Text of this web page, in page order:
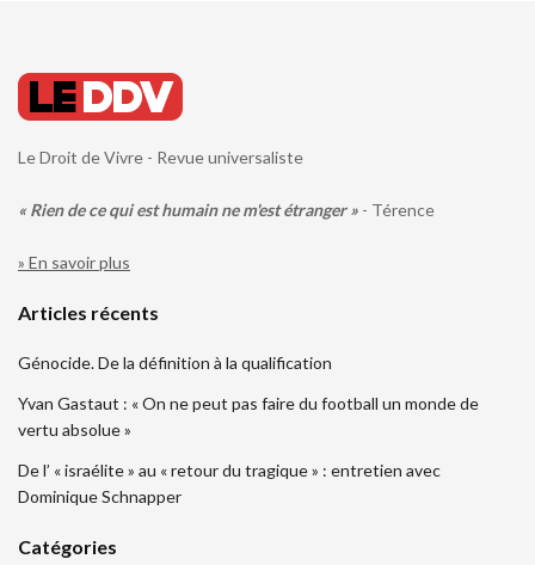
Le Droit de Vivre - Revue universaliste
« Rien de ce qui est humain ne m'est étranger » - Térence
» En savoir plus
Articles récents
Génocide. De la définition à la qualification
Yvan Gastaut : « On ne peut pas faire du football un monde de
vertu absolue »
De l’ « israélite » au « retour du tragique » : entretien avec
Dominique Schnapper
Catégories